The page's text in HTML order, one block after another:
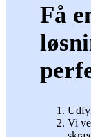
Få
Vi